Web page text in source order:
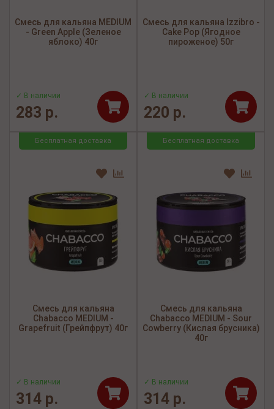
Смесь для кальяна MEDIUM
- Green Apple (Зеленое
яблоко) 40г
✓ В наличии
283 р.
Смесь для кальяна Izzibro -
Cake Pop (Ягодное
пироженое) 50г
✓ В наличии
220 р.
Бесплатная доставка
Смесь для кальяна
Chabacco MEDIUM -
Grapefruit (Грейпфрут) 40г
✓ В наличии
314 р.
Бесплатная доставка
Смесь для кальяна
Chabacco MEDIUM - Sour
Cowberry (Кислая брусника)
40г
✓ В наличии
314 р.